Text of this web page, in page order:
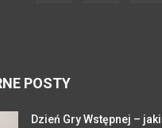
POSTY
Dzień Gry Wstępnej –